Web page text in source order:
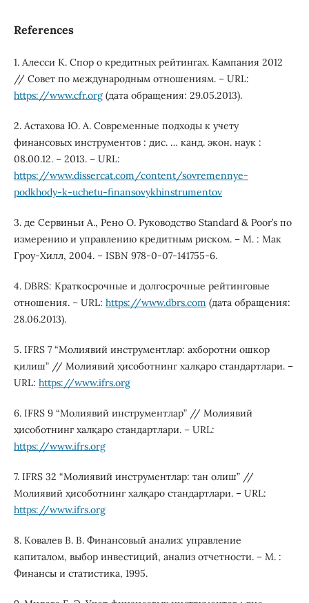
References
1. Алесси К. Спор о кредитных рейтингах. Кампания 2012
// Совет по международным отношениям. – URL:
https://www.cfr.org(дата обращения: 29.05.2013).
2. Астахова Ю. А. Современные подходы к учету
финансовых инструментов : дис. … канд. экон. наук :
08.00.12. – 2013. – URL:
https://www.dissercat.com/content/sovremennye-
podkhody-k-uchetu-finansovykhinstrumentov
3. де Сервиньи А., Рено О. Руководство Standard & Poor’s по
измерению и управлению кредитным риском. – М. : Мак
Гроу-Хилл, 2004. – ISBN 978-0-07-141755-6.
4. DBRS: Краткосрочные и долгосрочные рейтинговые
отношения. – URL: https://www.dbrs.com (дата обращения:
28.06.2013).
5. IFRS 7 “Молиявий инструментлар: ахборотни ошкор
қилиш” // Молиявий ҳисоботнинг халқаро стандартлари. –
URL: https://www.ifrs.org
6. IFRS 9 “Молиявий инструментлар” // Молиявий
ҳисоботнинг халқаро стандартлари. – URL:
https://www.ifrs.org
7. IFRS 32 “Молиявий инструментлар: тан олиш” //
Молиявий ҳисоботнинг халқаро стандартлари. – URL:
https://www.ifrs.org
8. Ковалев В. В. Финансовый анализ: управление
капиталом, выбор инвестиций, анализ отчетности. – М. :
Финансы и статистика, 1995.